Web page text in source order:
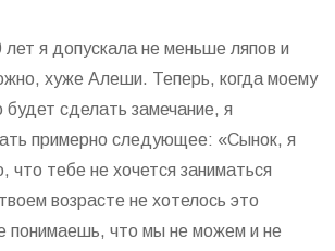
лет я допускала не меньше ляпов и
хуже Алеши. Теперь, когда моему
сделать замечание, я
примерно следующее: «Сынок, я
что тебе не хочется заниматься
возрасте не хотелось это
понимаешь, что мы не можем и не